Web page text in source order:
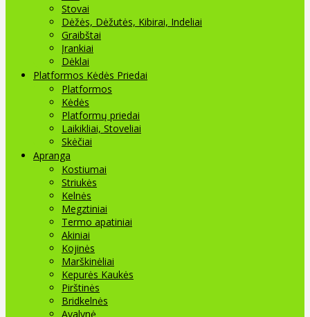
Stovai
Dėžės, Dėžutės, Kibirai, Indeliai
Graibštai
Įrankiai
Dėklai
Platformos Kėdės Priedai
Platformos
Kėdės
Platformų priedai
Laikikliai, Stoveliai
Skėčiai
Apranga
Kostiumai
Striukės
Kelnės
Megztiniai
Termo apatiniai
Akiniai
Kojinės
Marškinėliai
Kepurės Kaukės
Pirštinės
Bridkelnės
Avalynė